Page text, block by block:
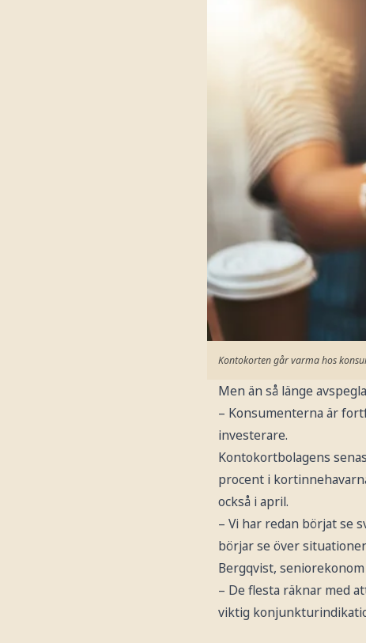
Kontokorten går varma hos
Men än så länge
– Konsumenterna är
investerare.
Kontokortbolagens
procent i
också i april.
– Vi har redan börjat se
börjar se över
Bergqvist, seniorekonom
– De flesta räknar med
viktig